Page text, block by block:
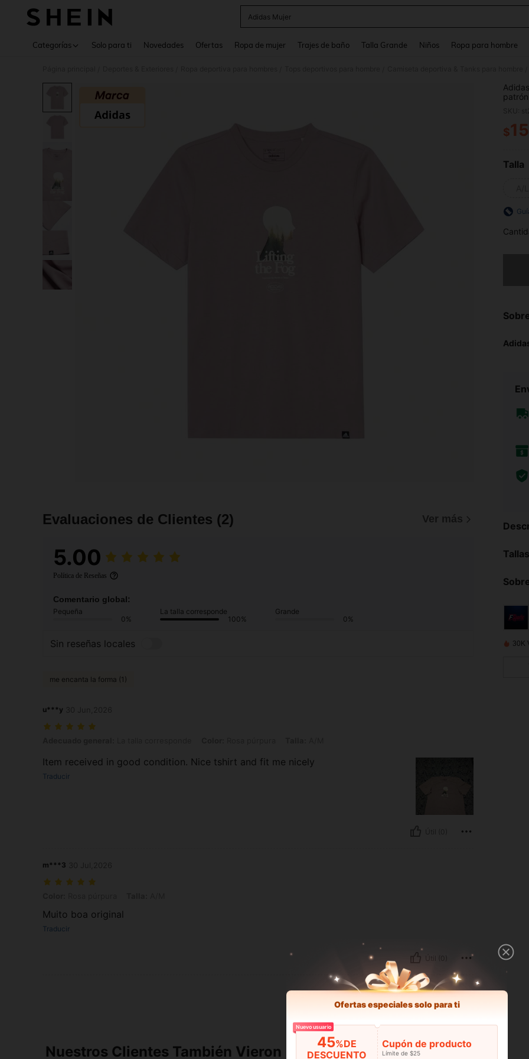
Adidas Mujer
Categorías Solo para ti Novedades Ofertas Ropa de mujer Trajes de baño Talla Grande Niños Ropa para hombre
Evaluaciones de Clientes (2) Ver más
5.00
Política de Reseñas
Comentario global:
Pequeña
0%
La talla corresponde
100%
Grande
0%
Sin reseñas locales
me encanta la forma (1)
u***y
Item received in good condition. Nice tshirt and fit me nicely
Traducir
m***3
Muito boa original
Traducir
$15
Talla
30K
Nuestros Clientes También Vieron
Ofertas especiales solo para ti
Nuevo usuario
45%DE
DESCUENTO
Cupón de producto
Límite de $25